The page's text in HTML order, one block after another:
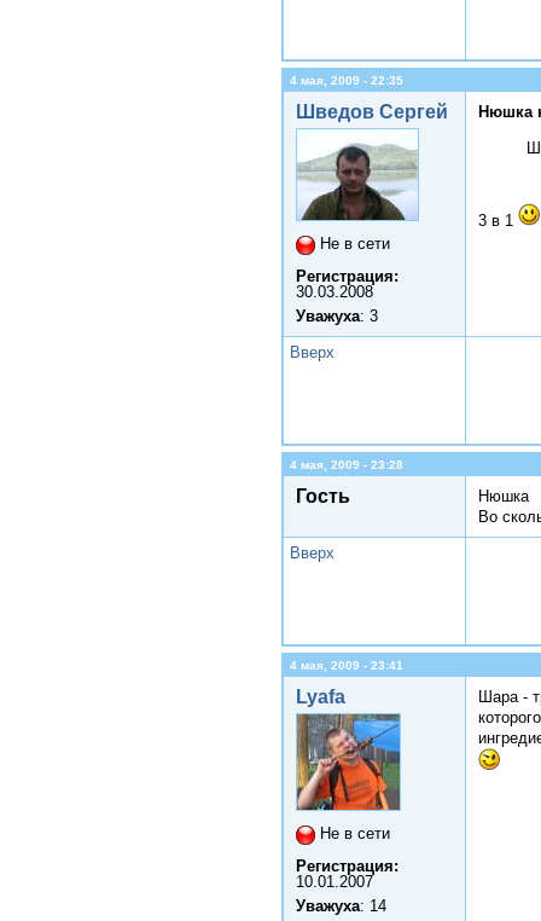
4 мая, 2009 - 22:35
Шведов Сергей
Не в сети
Регистрация:
30.03.2008
Уважуха: 3
Нюшка
3 в 1
Вверх
4 мая, 2009 - 23:28
Гость
Нюшка
Во
Вверх
4 мая, 2009 - 23:41
Lyafa
Не в сети
Регистрация:
10.01.2007
Уважуха: 14
Шара -